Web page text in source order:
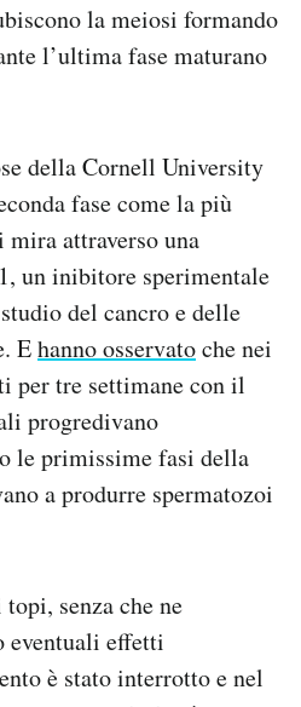
la meiosi formando
l’ultima fase maturano
della Cornell University
fase come la più
mira attraverso una
un inibitore sperimentale
del cancro e delle
Ehanno osservatoche nei
per tre settimane con il
progredivano
le primissime fasi della
a produrre spermatozoi
senza che ne
eventuali effetti
è stato interrotto e nel